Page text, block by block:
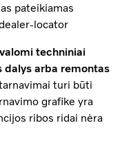
pateikiamas
locator
techniniai
dalys arba remontas
turi būti
grafike yra
ribos ridai nėra